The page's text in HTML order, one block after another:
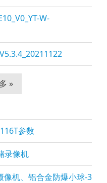
W-
»
参数
录像机
像机、铝合金防爆小球-3